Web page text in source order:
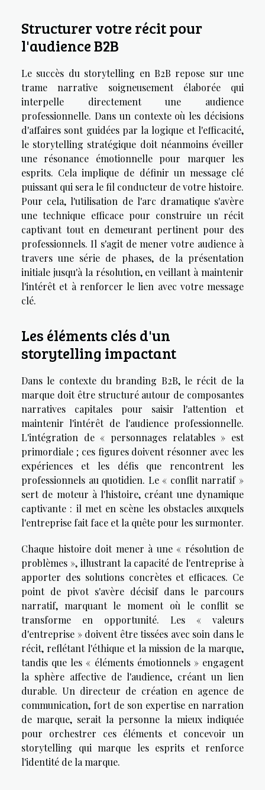
Structurer votre récit pour
l'audience B2B
Le succès du storytelling en B2B repose sur une
trame narrative soigneusement élaborée qui
interpelle directement une audience
professionnelle. Dans un contexte où les décisions
d'affaires sont guidées par la logique et l'efficacité,
le storytelling stratégique doit néanmoins éveiller
une résonance émotionnelle pour marquer les
esprits. Cela implique de définir un message clé
puissant qui sera le fil conducteur de votre histoire.
Pour cela, l'utilisation de l'arc dramatique s'avère
une technique efficace pour construire un récit
captivant tout en demeurant pertinent pour des
professionnels. Il s'agit de mener votre audience à
travers une série de phases, de la présentation
initiale jusqu'à la résolution, en veillant à maintenir
l'intérêt et à renforcer le lien avec votre message
clé.
Les éléments clés d'un
storytelling impactant
Dans le contexte du branding B2B, le récit de la
marque doit être structuré autour de composantes
narratives capitales pour saisir l'attention et
maintenir l'intérêt de l'audience professionnelle.
L'intégration de « personnages relatables » est
primordiale ; ces figures doivent résonner avec les
expériences et les défis que rencontrent les
professionnels au quotidien. Le « conflit narratif »
sert de moteur à l'histoire, créant une dynamique
captivante : il met en scène les obstacles auxquels
l'entreprise fait face et la quête pour les surmonter.
Chaque histoire doit mener à une « résolution de
problèmes », illustrant la capacité de l'entreprise à
apporter des solutions concrètes et efficaces. Ce
point de pivot s'avère décisif dans le parcours
narratif, marquant le moment où le conflit se
transforme en opportunité. Les « valeurs
d'entreprise » doivent être tissées avec soin dans le
récit, reflétant l'éthique et la mission de la marque,
tandis que les « éléments émotionnels » engagent
la sphère affective de l'audience, créant un lien
durable. Un directeur de création en agence de
communication, fort de son expertise en narration
de marque, serait la personne la mieux indiquée
pour orchestrer ces éléments et concevoir un
storytelling qui marque les esprits et renforce
l'identité de la marque.